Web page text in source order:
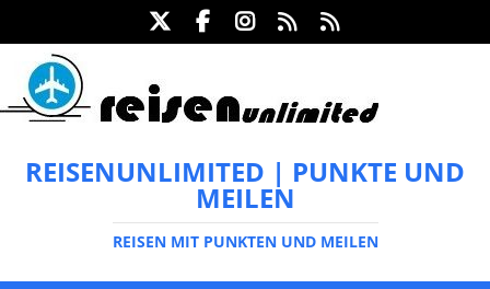
REISENUNLIMITED | PUNKTE UND
MEILEN
REISEN MIT PUNKTEN UND MEILEN